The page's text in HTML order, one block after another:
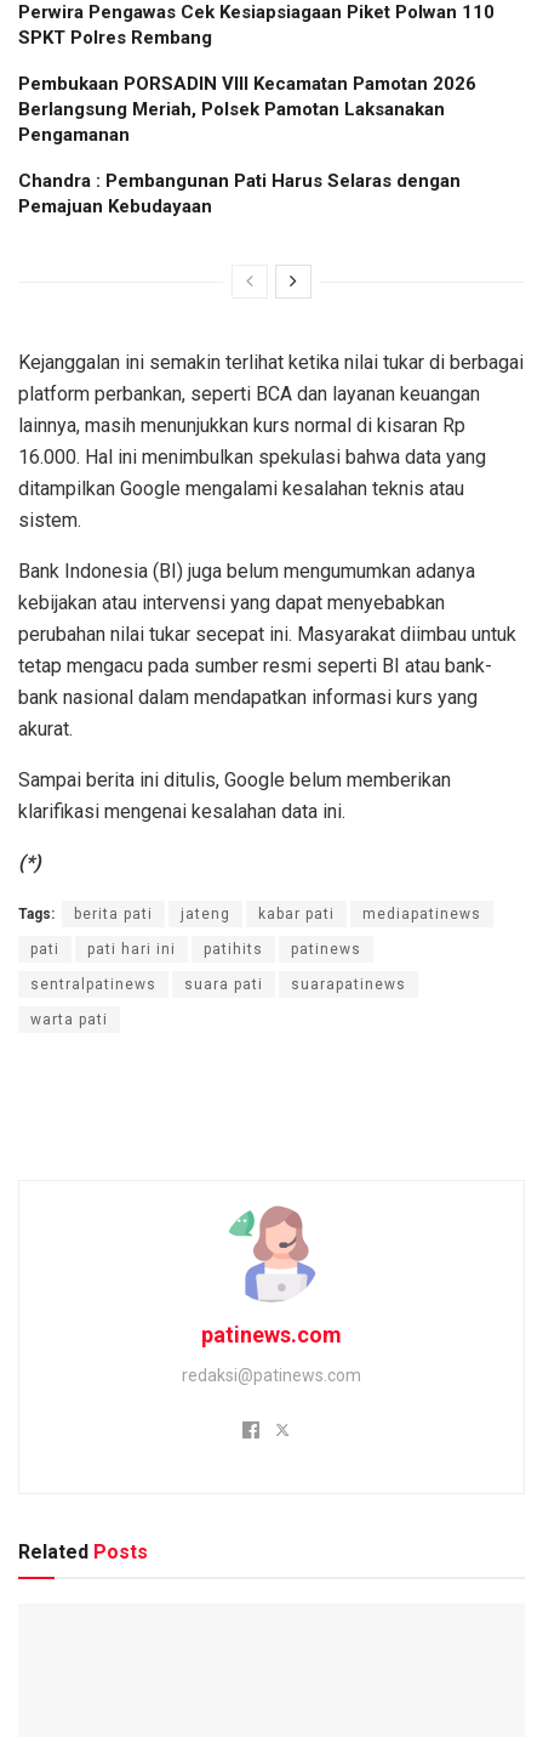
Perwira Pengawas Cek Kesiapsiagaan Piket Polwan 110
SPKT Polres Rembang
Pembukaan PORSADIN VIII Kecamatan Pamotan 2026
Berlangsung Meriah, Polsek Pamotan Laksanakan
Pengamanan
Chandra : Pembangunan Pati Harus Selaras dengan
Pemajuan Kebudayaan
Kejanggalan ini semakin terlihat ketika nilai tukar di berbagai
platform perbankan, seperti BCA dan layanan keuangan
lainnya, masih menunjukkan kurs normal di kisaran Rp
16.000. Hal ini menimbulkan spekulasi bahwa data yang
ditampilkan Google mengalami kesalahan teknis atau
sistem.
Bank Indonesia (BI) juga belum mengumumkan adanya
kebijakan atau intervensi yang dapat menyebabkan
perubahan nilai tukar secepat ini. Masyarakat diimbau untuk
tetap mengacu pada sumber resmi seperti BI atau bank-
bank nasional dalam mendapatkan informasi kurs yang
akurat.
Sampai berita ini ditulis, Google belum memberikan
klarifikasi mengenai kesalahan data ini.
(*)
Tags: berita pati jateng kabar pati mediapatinews
pati pati hari ini patihits patinews
sentralpatinews suara pati suarapatinews
warta pati
patinews.com
redaksi@patinews.com
Related Posts